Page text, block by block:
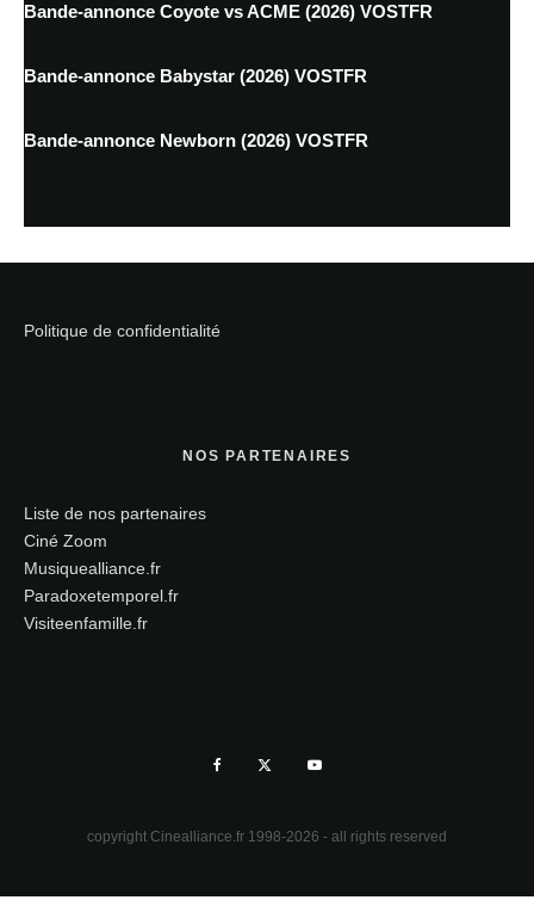
Bande-annonce Coyote vs ACME (2026) VOSTFR
Bande-annonce Babystar (2026) VOSTFR
Bande-annonce Newborn (2026) VOSTFR
Politique de confidentialité
NOS PARTENAIRES
Liste de nos partenaires
Ciné Zoom
Musiquealliance.fr
Paradoxetemporel.fr
Visiteenfamille.fr
copyright Cinealliance.fr 1998-2026 - all rights reserved